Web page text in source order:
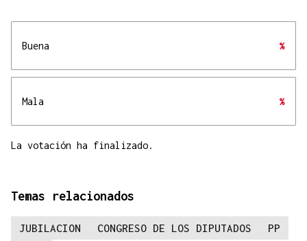
Buena %
Mala %
La votación ha finalizado.
Temas relacionados
JUBILACION CONGRESO DE LOS DIPUTADOS
PP